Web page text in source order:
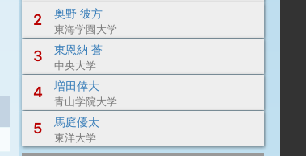
2 奥野 彼方
東海学園大学
3 東恩納 蒼
中央大学
4 増田倖大
青山学院大学
5 馬庭優太
東洋大学